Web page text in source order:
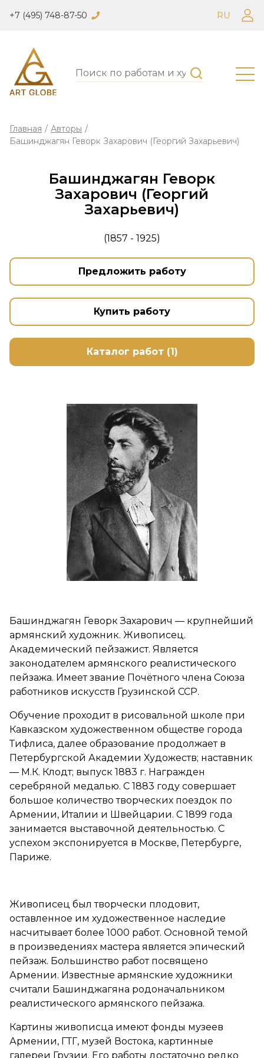
+7 (495) 748-87-50 RU
Главная / Авторы /
Башинджагян Геворк Захарович (Георгий Захарьевич)
Башинджагян Геворк
Захарович (Георгий
Захарьевич)
(1857 - 1925)
Предложить работу
Купить работу
Каталог работ (1)
Башинджагян Геворк Захарович — крупнейший
армянский художник. Живописец.
Академический пейзажист. Является
законодателем армянского реалистического
пейзажа. Имеет звание Почётного члена Союза
работников искусств Грузинской ССР.
Обучение проходит в рисовальной школе при
Кавказском художественном обществе города
Тифлиса, далее образование продолжает в
Петербургской Академии Художеств; наставник
— М.К. Клодт; выпуск 1883 г. Награжден
серебряной медалью. С 1883 году совершает
большое количество творческих поездок по
Армении, Италии и Швейцарии. С 1899 года
занимается выставочной деятельностью. С
успехом экспонируется в Москве, Петербурге,
Париже.
Живописец был творчески плодовит,
оставленное им художественное наследие
насчитывает более 1000 работ. Основной темой
в произведениях мастера является эпический
пейзаж. Большинство работ посвящено
Армении. Известные армянские художники
считали Башинджагяна родоначальником
реалистического армянского пейзажа.
Картины живописца имеют фонды музеев
Армении, ГТГ, музей Востока, картинные
галереи Грузии. Его работы достаточно редко